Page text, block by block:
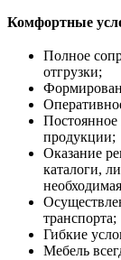
Комфортные
Полное
отгрузки;
Постоянное
продукции;
Оказание
каталоги,
транспорта;
Гибкие
Мебель